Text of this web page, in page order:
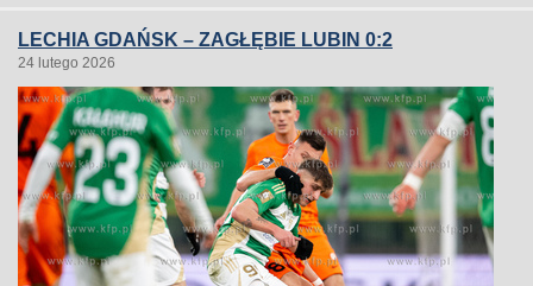
LECHIA GDAŃSK – ZAGŁĘBIE LUBIN 0:2
24 lutego 2026